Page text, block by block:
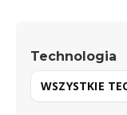
Technologia